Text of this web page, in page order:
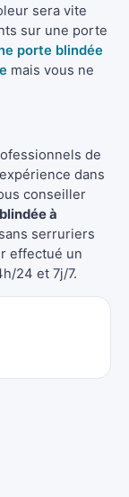
sera vite
sur une porte
porte blindée
mais vous ne
de
dans
conseiller
à
serruriers
effectué un
24 et 7j/7.